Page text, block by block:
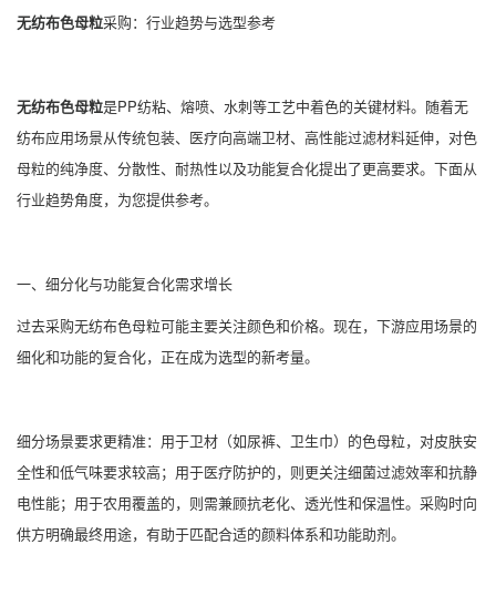
无纺布色母粒采购：行业趋势与选型参考
无纺布色母粒是PP纺粘、熔喷、水刺等工艺中着色的关键材料。随着无
纺布应用场景从传统包装、医疗向高端卫材、高性能过滤材料延伸，对色
母粒的纯净度、分散性、耐热性以及功能复合化提出了更高要求。下面从
行业趋势角度，为您提供参考。
一、细分化与功能复合化需求增长
过去采购无纺布色母粒可能主要关注颜色和价格。现在，下游应用场景的
细化和功能的复合化，正在成为选型的新考量。
细分场景要求更精准：用于卫材（如尿裤、卫生巾）的色母粒，对皮肤安
全性和低气味要求较高；用于医疗防护的，则更关注细菌过滤效率和抗静
电性能；用于农用覆盖的，则需兼顾抗老化、透光性和保温性。采购时向
供方明确最终用途，有助于匹配合适的颜料体系和功能助剂。